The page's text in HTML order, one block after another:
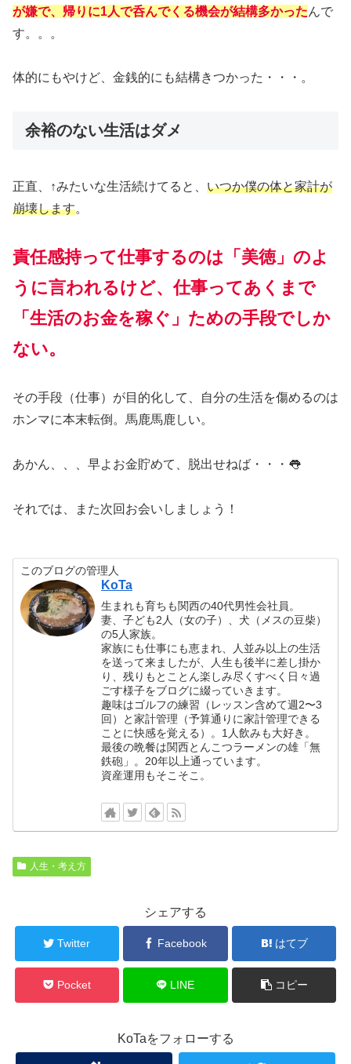
が嫌で、帰りに1人で呑んでくる機会が結構多かったんで
す。。。
体的にもやけど、金銭的にも結構きつかった・・・。
余裕のない生活はダメ
正直、↑みたいな生活続けてると、 いつか僕の体と家計が
崩壊します。
責任感持って仕事するのは 「 美徳」のよ
うに言われるけど、仕事ってあくまで
「生活のお金を稼ぐ」ための手段でしか
ない。
その手段（仕事）が目的化して、自分の生活を傷めるのは
ホンマに本末転倒。馬鹿馬鹿しい。
あかん、、、早よお金貯めて、脱出せねば・・・👅
それでは、また次回お会いしましょう！
このブログの管理人
KoTa
生まれも育ちも関西の40代男性会社員。
妻、子ども2人（女の子）、犬（メスの豆柴）
の5人家族。
家族にも仕事にも恵まれ、人並み以上の生活
を送って来ましたが、人生も後半に差し掛か
り、残りもとことん楽しみ尽くすべく日々過
ごす様子をブログに綴っていきます。
趣味はゴルフの練習（レッスン含めて週2〜3
回）と家計管理（予算通りに家計管理できる
ことに快感を覚える）。1人飲みも大好き。
最後の晩餐は関西とんこつラーメンの雄「無
鉄砲」。20年以上通っています。
資産運用もそこそこ。
人生・考え方
シェアする
Twitter Facebook はてブ
Pocket LINE コピー
KoTaをフォローする